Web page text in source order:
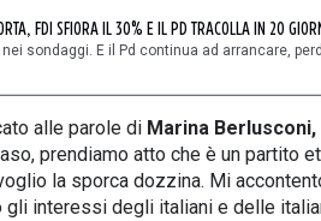
FDI SFIORA IL 30% E IL PD TRACOLLA IN 20
sondaggi. E il Pd continua ad arrancare,
alle parole di Marina Berlusconi,
prendiamo atto che è un partito
la sporca dozzina. Mi
interessi degli italiani e delle